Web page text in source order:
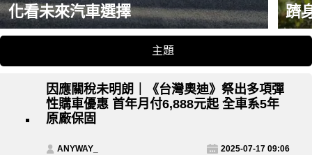
化看未來汽車選擇
躋
起
主題
因應關稅未明朗｜《台灣奧迪》祭出多項彈
性購車優惠 首年月付6,888元起 全車系5年
原廠保固
ANYWAY_ 2025-07-17 09:06